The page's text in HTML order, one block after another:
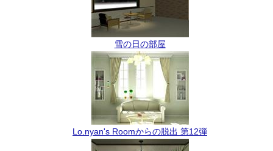
雪の日の部屋
Lo.nyan's Roomからの脱出 第12弾